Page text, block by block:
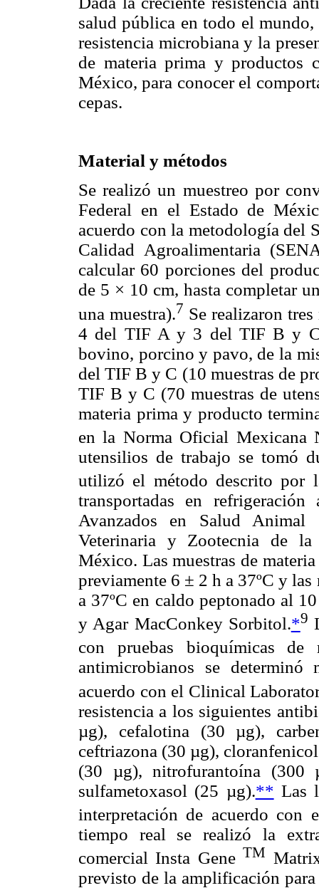
salud pública en todo el
resistencia microbiana y la
de materia prima y productos
México, para conocer el
cepas.
Material y métodos
Se realizó un muestreo por
Federal en el Estado de
acuerdo con la metodología del
Calidad Agroalimentaria
calcular 60 porciones del
de 5 × 10 cm, hasta completar
una muestra).7 Se realizaron
4 del TIF A y 3 del TIF B y C
bovino, porcino y pavo, de la
del TIF B y C (10 muestras de
TIF B y C (70 muestras de
materia prima y producto
en la Norma Oficial Mexicana
utensilios de trabajo se tomó
utilizó el método descrito por
transportadas en
Avanzados en Salud
Veterinaria y Zootecnia de
México. Las muestras de
previamente 6 ± 2 h a 37ºC y
a 37ºC en caldo peptonado al
y Agar MacConkey Sorbitol.*9
con pruebas bioquímicas de
antimicrobianos se
acuerdo con el Clinical
resistencia a los siguientes
µg), cefalotina (30 µg),
ceftriazona (30 µg),
(30 µg), nitrofurantoína (300
sulfametoxasol (25 µg).** Las
interpretación de acuerdo con
tiempo real se realizó la
comercial Insta Gene TM
previsto de la amplificación